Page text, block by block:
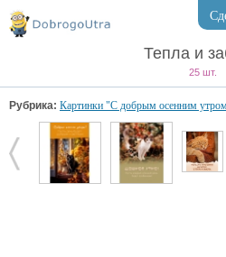
Тепла и
25 шт.
Рубрика: Картинки "С добрым осенним